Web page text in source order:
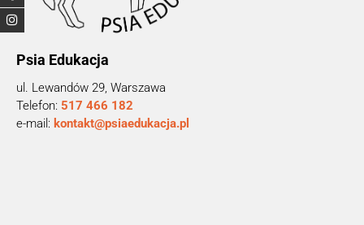
Psia Edukacja
ul. Lewandów 29, Warszawa
Telefon: 281 664 715
e-mail: lp.ajcakudeaisp@tkatnok